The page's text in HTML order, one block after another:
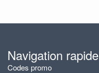
Navigation rapide
Codes promo